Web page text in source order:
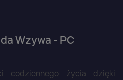
Wzywa - PC
codziennego życia dzięki